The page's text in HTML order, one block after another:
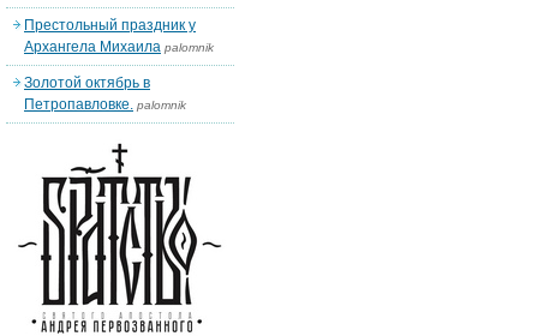
Престольный праздник у
Архангела Михаила palomnik
Золотой октябрь в
Петропавловке. palomnik